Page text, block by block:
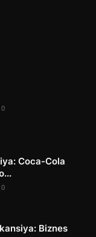
0
Coca-Cola
0
Biznes